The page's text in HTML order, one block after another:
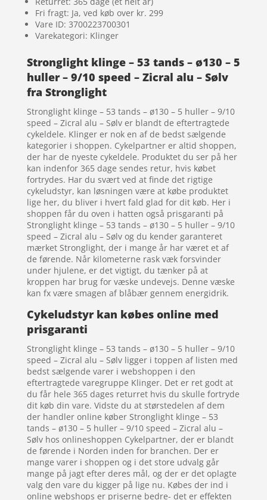
Fri fragt: Ja, ved køb over kr. 299
Vare ID: 3700223700301
Varekategori: Klinger
Stronglight klinge – 53 tands – ø130 – 5
huller – 9/10 speed – Zicral alu – Sølv
fra Stronglight
Stronglight klinge – 53 tands – ø130 – 5 huller – 9/10
speed – Zicral alu – Sølv er blandt de eftertragtede
cykeldele. Klinger er nok en af de bedst sælgende
kategorier i shoppen. Cykelpartner er altid shoppen,
der har de nyeste cykeldele. Produktet du ser på her
kan indenfor 365 dage sendes retur, hvis købet
fortrydes. Har du svært ved at finde det rigtige
cykeludstyr, kan løsningen være at købe produktet
lige her, du bliver i hvert fald glad for dit køb. Her i
shoppen får du oven i hatten også prisgaranti på
Stronglight klinge – 53 tands – ø130 – 5 huller – 9/10
speed – Zicral alu – Sølv og du kender garanteret
mærket Stronglight, der i mange år har været et af
de førende. Når kilometerne rask væk forsvinder
under hjulene, er det vigtigt, du tænker på at
kroppen har brug for væske undevejs. Denne væske
kan fx være smagen af blåbær gennem energidrik.
Cykeludstyr kan købes online med
prisgaranti
Stronglight klinge – 53 tands – ø130 – 5 huller – 9/10
speed – Zicral alu – Sølv ligger i toppen af listen med
bedst sælgende varer i webshoppen i den
eftertragtede varegruppe Klinger. Det er ret godt at
du får hele 365 dages returret hvis du skulle fortryde
dit køb din vare. Vidste du at størstedelen af dem
der handler online køber Stronglight klinge – 53
tands – ø130 – 5 huller – 9/10 speed – Zicral alu –
Sølv hos onlineshoppen Cykelpartner, der er blandt
de førende i Norden inden for branchen. Der er
mange varer i shoppen og i det store udvalg går
mange på jagt efter deres mål, og der er det oplagte
valg den vare du kigger på lige nu. Købes der ind i
online webshops er priserne bedre- det er effekten